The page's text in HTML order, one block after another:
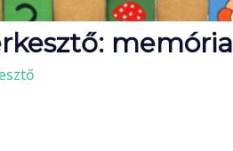
memória